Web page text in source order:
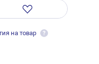
на товар ?